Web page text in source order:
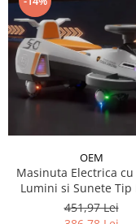
OEM
Masinuta Electrica
Lumini si Sunete Tip
Spatiala
451,97 Lei